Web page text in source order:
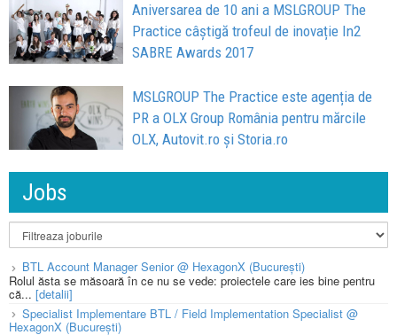
Aniversarea de 10 ani a MSLGROUP The
Practice câștigă trofeul de inovație In2
SABRE Awards 2017
MSLGROUP The Practice este agenția de
PR a OLX Group România pentru mărcile
OLX, Autovit.ro și Storia.ro
Jobs
BTL Account Manager Senior @ HexagonX (București)
Rolul ăsta se măsoară în ce nu se vede: proiectele care ies bine pentru
că... [detalii]
Specialist Implementare BTL / Field Implementation Specialist @
HexagonX (București)